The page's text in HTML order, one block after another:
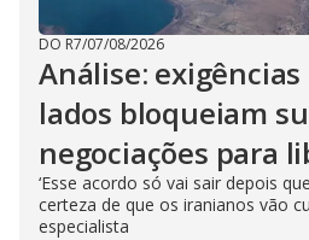
DO R7/07/08/2026
Análise: exigências
lados bloqueiam
negociações para
‘Esse acordo só vai sair depois
certeza de que os iranianos vão
especialista